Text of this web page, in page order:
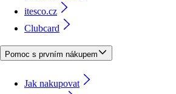
itesco.cz
Clubcard
Pomoc s prvním nákupem
Jak nakupovat